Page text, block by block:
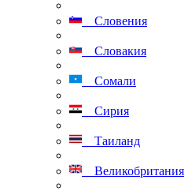
Словения
Словакия
Сомали
Сирия
Таиланд
Великобритания